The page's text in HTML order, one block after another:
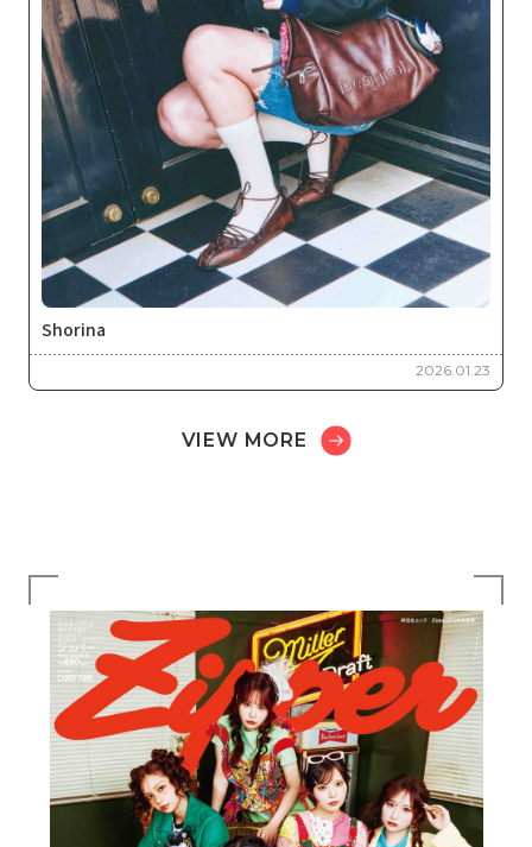
Shorina
2026.01.23
VIEW MORE